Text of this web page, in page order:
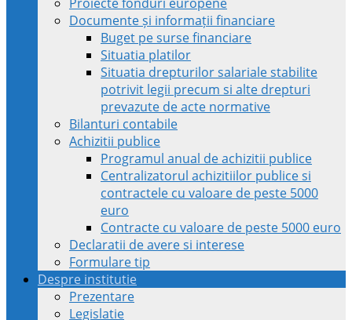
Documente și informații financiare
Buget pe surse financiare
Situatia platilor
Situatia drepturilor salariale stabilite
potrivit legii precum si alte drepturi
prevazute de acte normative
Bilanturi contabile
Achizitii publice
Programul anual de achizitii publice
Centralizatorul achizitiilor publice si
contractele cu valoare de peste 5000
euro
Contracte cu valoare de peste 5000 euro
Declaratii de avere si interese
Formulare tip
Despre institutie
Prezentare
Legislatie